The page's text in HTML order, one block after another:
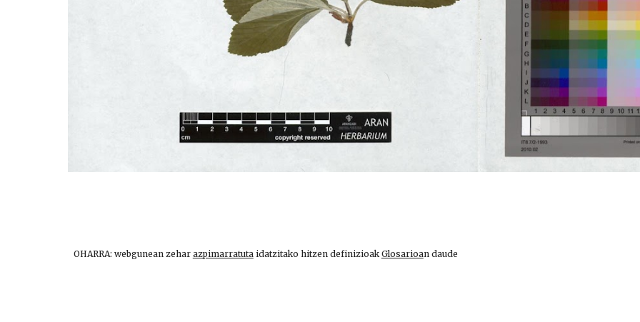
OHARRA: webgunean zehar azpimarratutaidatzitako hitzen definizioakGlosarioan daude